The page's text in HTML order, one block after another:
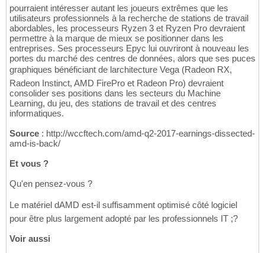
pourraient intéresser autant les joueurs extrêmes que les
utilisateurs professionnels à la recherche de stations de travail
abordables, les processeurs Ryzen 3 et Ryzen Pro devraient
permettre à la marque de mieux se positionner dans les
entreprises. Ses processeurs Epyc lui ouvriront à nouveau les
portes du marché des centres de données, alors que ses puces
graphiques bénéficiant de larchitecture Vega (Radeon RX,
Radeon Instinct, AMD FirePro et Radeon Pro) devraient
consolider ses positions dans les secteurs du Machine
Learning, du jeu, des stations de travail et des centres
informatiques.
Source : http://wccftech.com/amd-q2-2017-earnings-dissected-
amd-is-back/
Et vous ?
Qu'en pensez-vous ?
Le matériel dAMD est-il suffisamment optimisé côté logiciel
pour être plus largement adopté par les professionnels IT ;?
Voir aussi